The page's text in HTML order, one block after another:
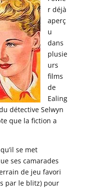
r déjà
aperç
u
dans
plusie
urs
films
de
Ealing
détective Selwyn
que la fiction a
se met
ses camarades
de jeu favori
par le blitz) pour